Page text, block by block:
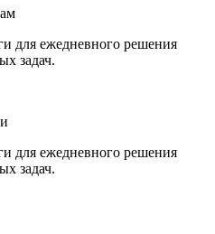
для ежедневного решения
задач.
для ежедневного решения
задач.